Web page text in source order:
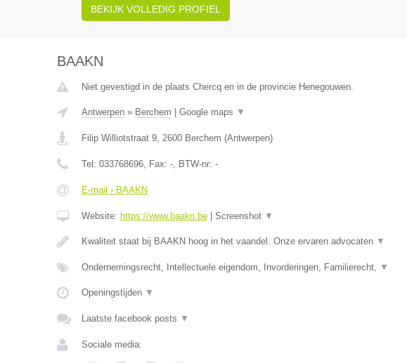
BEKIJK VOLLEDIG PROFIEL
BAAKN
Niet gevestigd in de plaats Chercq en in de provincie Henegouwen.
Antwerpen» Berchem Google maps ▼
Filip Williotstraat 9, 2600 Berchem (Antwerpen)
Tel: 033768696, Fax: -, BTW-nr: -
E-mail › BAAKN
Website: https://www.baakn.be| Screenshot ▼
Kwaliteit staat bij BAAKN hoog in het vaandel. Onze ervaren advocaten ▼
Ondernemingsrecht, Intellectuele eigendom, Invorderingen, Familierecht, ▼
Openingstijden ▼
Laatste facebook posts ▼
Sociale media: